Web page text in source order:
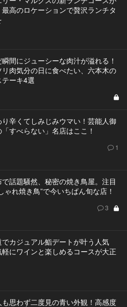
高のロケーションで贅沢ランチタ
間にジューシーな肉汁が溢れる！
リ肉気分の日に食べたい、六本木の
ーキ4選
り辛くてしみじみウマい！芸能人御
「すべらない」名店はここ！
1
話題騒然、秘密の焼き鳥屋。注目
ゃれ焼き鳥”で今いちばん旬な店！
3
カジュアル鮨デートが叶う人気
軽にワインと楽しめるコースが大正
思わず二度見の青い外観！高感度